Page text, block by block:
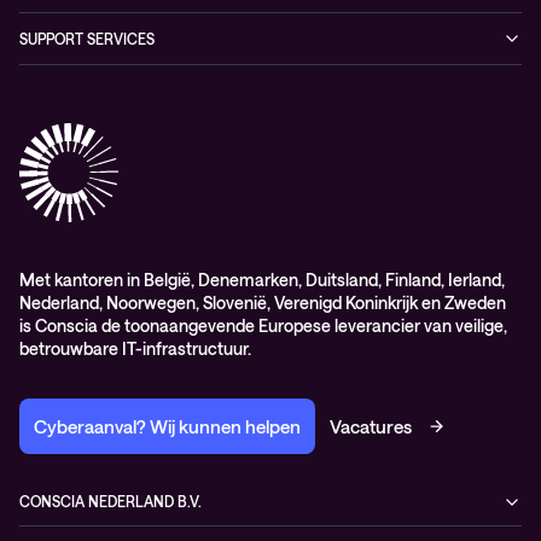
Digital Employee Experience
AdviesObservability: Consultancy
General Sales and Delivery Conditions (EN)
General Purchasing Conditions (EN)
SUPPORT SERVICES
Healthcare Services
Lifecycle
Service delivery platform (CNS)
Met kantoren in België, Denemarken, Duitsland, Finland, Ierland,
Nederland, Noorwegen, Slovenië, Verenigd Koninkrijk en Zweden
is Conscia de toonaangevende Europese leverancier van veilige,
betrouwbare IT-infrastructuur.
Cyberaanval? Wij kunnen helpen Vacatures
CONSCIA NEDERLAND B.V.